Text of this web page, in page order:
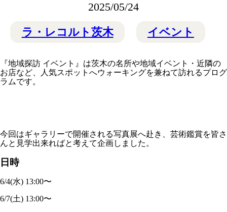
2025/05/24
ラ・レコルト茨木
イベント
『地域探訪 イベント』は茨木の名所や地域イベント・近隣の
お店など、人気スポットへウォーキングを兼ねて訪れるプログ
ラムです。
今回はギャラリーで開催される写真展へ赴き、芸術鑑賞を皆さ
んと見学出来ればと考えて企画しました。
日時
6/4(水) 13:00〜
6/7(土) 13:00〜